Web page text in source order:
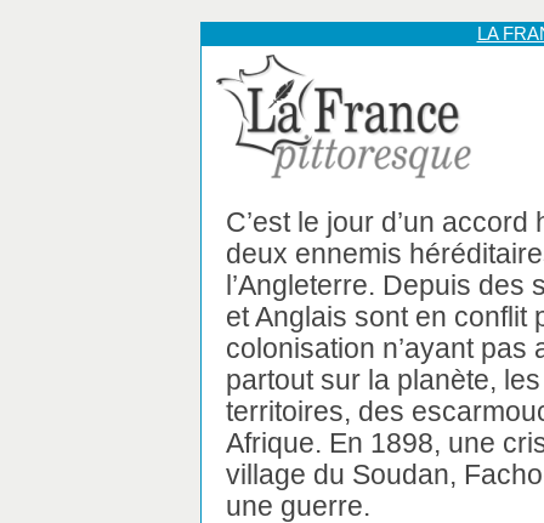
LA
C’est le jour d’un
deux ennemis
l’Angleterre. Depuis des
et Anglais sont en conflit
colonisation n’ayant
partout sur la planète,
territoires, des
Afrique. En 1898, une
village du Soudan,
une guerre.